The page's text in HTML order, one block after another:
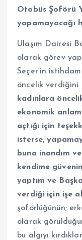
Otobüs Şoförü
yapamayacağı
Ulaşım Dairesi
olarak görev
Seçer’in
öncelik
kadınlara
ekonomik
açtığı için
isterse,
buna inandım
kendime
yaptım ve
verdiği için işe
şoförlüğünün;
olarak
bu algıyı